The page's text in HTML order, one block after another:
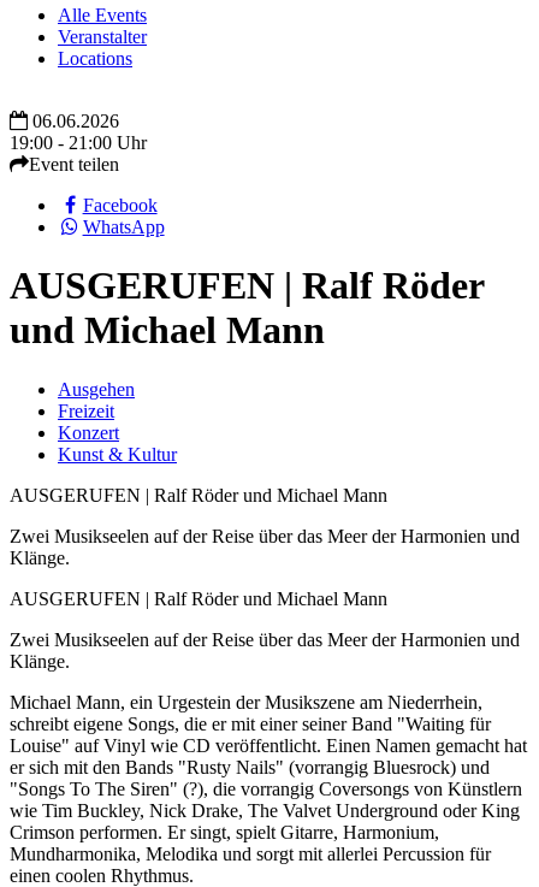
Alle Events
Veranstalter
Locations
06.06.2026
19:00 - 21:00 Uhr
Event teilen
Facebook
WhatsApp
AUSGERUFEN | Ralf Röder
und Michael Mann
Ausgehen
Freizeit
Konzert
Kunst & Kultur
AUSGERUFEN | Ralf Röder und Michael Mann
Zwei Musikseelen auf der Reise über das Meer der Harmonien und
Klänge.
AUSGERUFEN | Ralf Röder und Michael Mann
Zwei Musikseelen auf der Reise über das Meer der Harmonien und
Klänge.
Michael Mann, ein Urgestein der Musikszene am Niederrhein,
schreibt eigene Songs, die er mit einer seiner Band "Waiting für
Louise" auf Vinyl wie CD veröffentlicht. Einen Namen gemacht hat
er sich mit den Bands "Rusty Nails" (vorrangig Bluesrock) und
"Songs To The Siren" (?), die vorrangig Coversongs von Künstlern
wie Tim Buckley, Nick Drake, The Valvet Underground oder King
Crimson performen. Er singt, spielt Gitarre, Harmonium,
Mundharmonika, Melodika und sorgt mit allerlei Percussion für
einen coolen Rhythmus.